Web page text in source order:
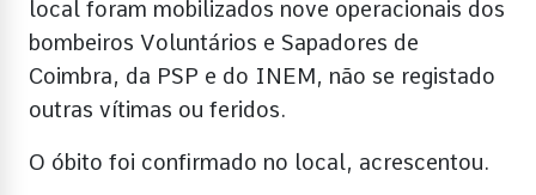
local foram mobilizados nove operacionais dos
bombeiros Voluntários e Sapadores de
Coimbra, da PSP e do INEM, não se registado
outras vítimas ou feridos.
O óbito foi confirmado no local, acrescentou.